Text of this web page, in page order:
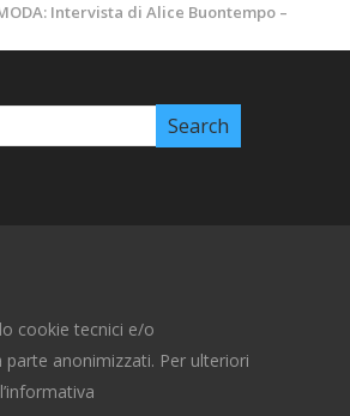
Intervista di Alice Buontempo –
cookie tecnici e/o
anonimizzati. Per ulteriori